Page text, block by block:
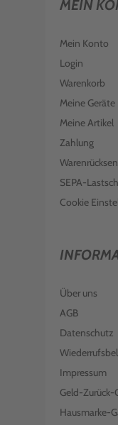
MEIN
Mein Konto
Login
Warenkorb
Meine Geräte
Meine Artikel
Zahlung
SEPA-
Cookie
Über uns
AGB
Datenschutz
Impressum
Geld-Zurück-
Hausmarke-